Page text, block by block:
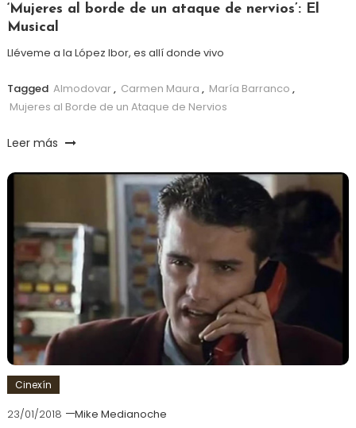
‘Mujeres al borde de un ataque de nervios’: El
Musical
Lléveme a la López Ibor, es allí donde vivo
Tagged Almodovar, Carmen Maura , María Barranco ,
Mujeres al Borde de un Ataque de Nervios
Leer más
Cinexín
23/01/2018
Mike Medianoche